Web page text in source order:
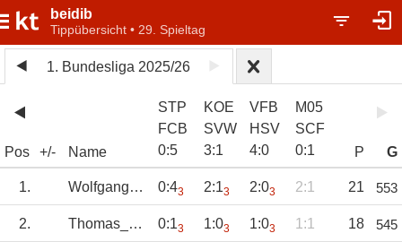
beidib
Tippübersicht • 29. Spieltag
1. Bundesliga 2025/26
Pos +/- Name
STP
FCB
0:5
KOE
SVW
3:1
VFB
HSV
4:0
M05
SCF
0:1 P G
1. WolfgangWeiher 0:43 2:13 2:03 2:1 21 553
2. Thomas_Fiebig 0:13 1:03 1:03 1:1 18 545